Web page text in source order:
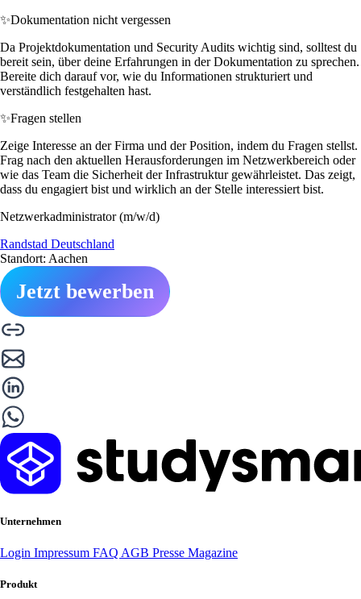
✨Dokumentation nicht vergessen
Da Projektdokumentation und Security Audits wichtig sind, solltest du
bereit sein, über deine Erfahrungen in der Dokumentation zu sprechen.
Bereite dich darauf vor, wie du Informationen strukturiert und
verständlich festgehalten hast.
✨Fragen stellen
Zeige Interesse an der Firma und der Position, indem du Fragen stellst.
Frag nach den aktuellen Herausforderungen im Netzwerkbereich oder
wie das Team die Sicherheit der Infrastruktur gewährleistet. Das zeigt,
dass du engagiert bist und wirklich an der Stelle interessiert bist.
Netzwerkadministrator (m/w/d)
Randstad Deutschland
Standort: Aachen
Jetzt bewerben
Unternehmen
Login Impressum FAQ AGB Presse Magazine
Produkt